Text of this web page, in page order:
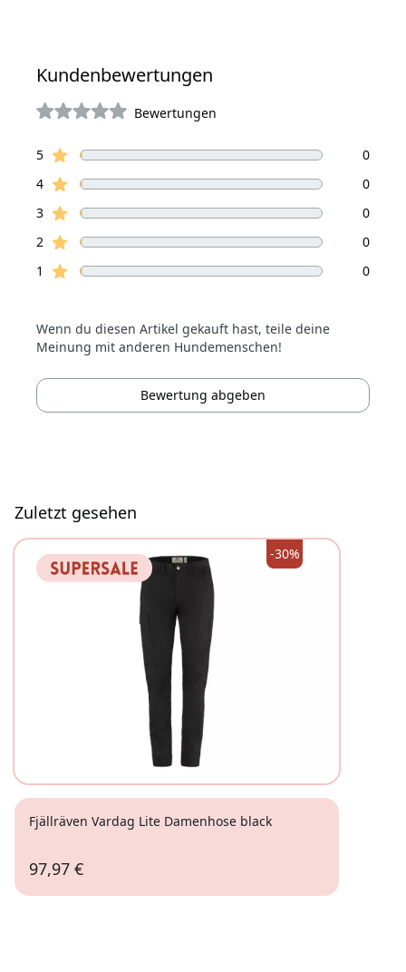
Kundenbewertungen
Bewertungen
Bewertungen
5Sterne Bewertungen
0
4Sterne Bewertungen
0
3Sterne Bewertungen
0
2 Sterne Bewertungen
0
1
Sterne Bewertungen 0
Wenn du diesen Artikel gekauft hast, teile deine
Meinung mit anderen Hundemenschen!
Bewertung abgeben
Zuletzt gesehen
-30%
Fjällräven Vardag Lite Damenhose black
97,97 €